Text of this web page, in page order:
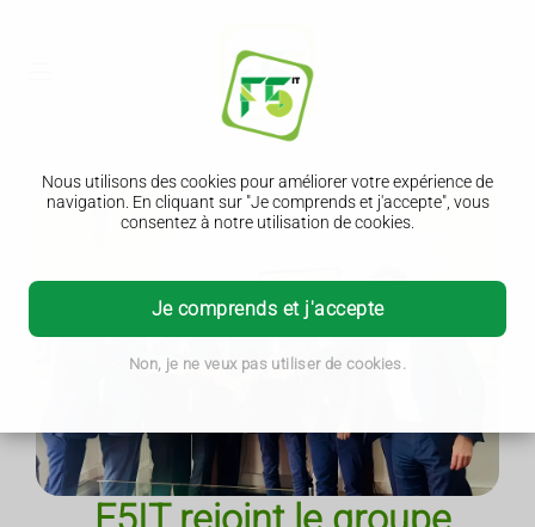
Nous utilisons des cookies pour améliorer votre expérience de
navigation. En cliquant sur "Je comprends et j'accepte", vous
consentez à notre utilisation de cookies.
Je comprends et j'accepte
Non, je ne veux pas utiliser de cookies.